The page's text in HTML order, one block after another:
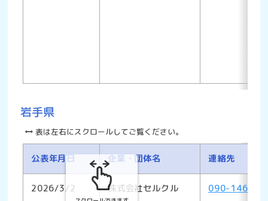
岩手県
表は左右にスクロールしてご覧ください。
公表年月日 企業・団体名 連絡先
2026/3/2 株式会社セルクル 090-1466-